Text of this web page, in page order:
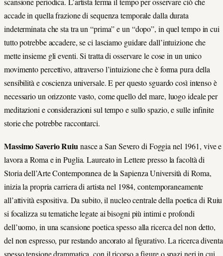
accade in quella frazione di sequenza temporale dalla durata
indeterminata che sta tra un “prima” e un “dopo”, in quel tempo in cui
tutto potrebbe accadere, se ci lasciamo guidare dall’intuizione che
mette insieme gli eventi. Si tratta di osservare le cose in un unico
movimento percettivo, attraverso l’intuizione che è forma pura della
sensibilità e coscienza universale. E per questo sguardo così intenso è
necessario un orizzonte vasto, come quello del mare, luogo ideale per
meditazioni e considerazioni sul tempo e sullo spazio, e sulle infinite
storie che potrebbe raccontarci.
Massimo Saverio Ruiunasce a San Severo di Foggia nel 1961, vive e
lavora a Roma e in Puglia. Laureato in Lettere presso la facoltà di
Storia dell’Arte Contemporanea de la Sapienza Università di Roma,
inizia la propria carriera di artista nel 1984, contemporaneamente
all’attività espositiva. Da subito, il nucleo centrale della poetica di Ruiu
si focalizza su tematiche legate ai bisogni più intimi e profondi
dell’uomo, in una scansione poetica spesso alla ricerca del non detto,
del non espresso, pur restando ancorato al figurativo. La ricerca diventa
spesso tensione drammatica, con il ricorso a figure o spazi neri in cui